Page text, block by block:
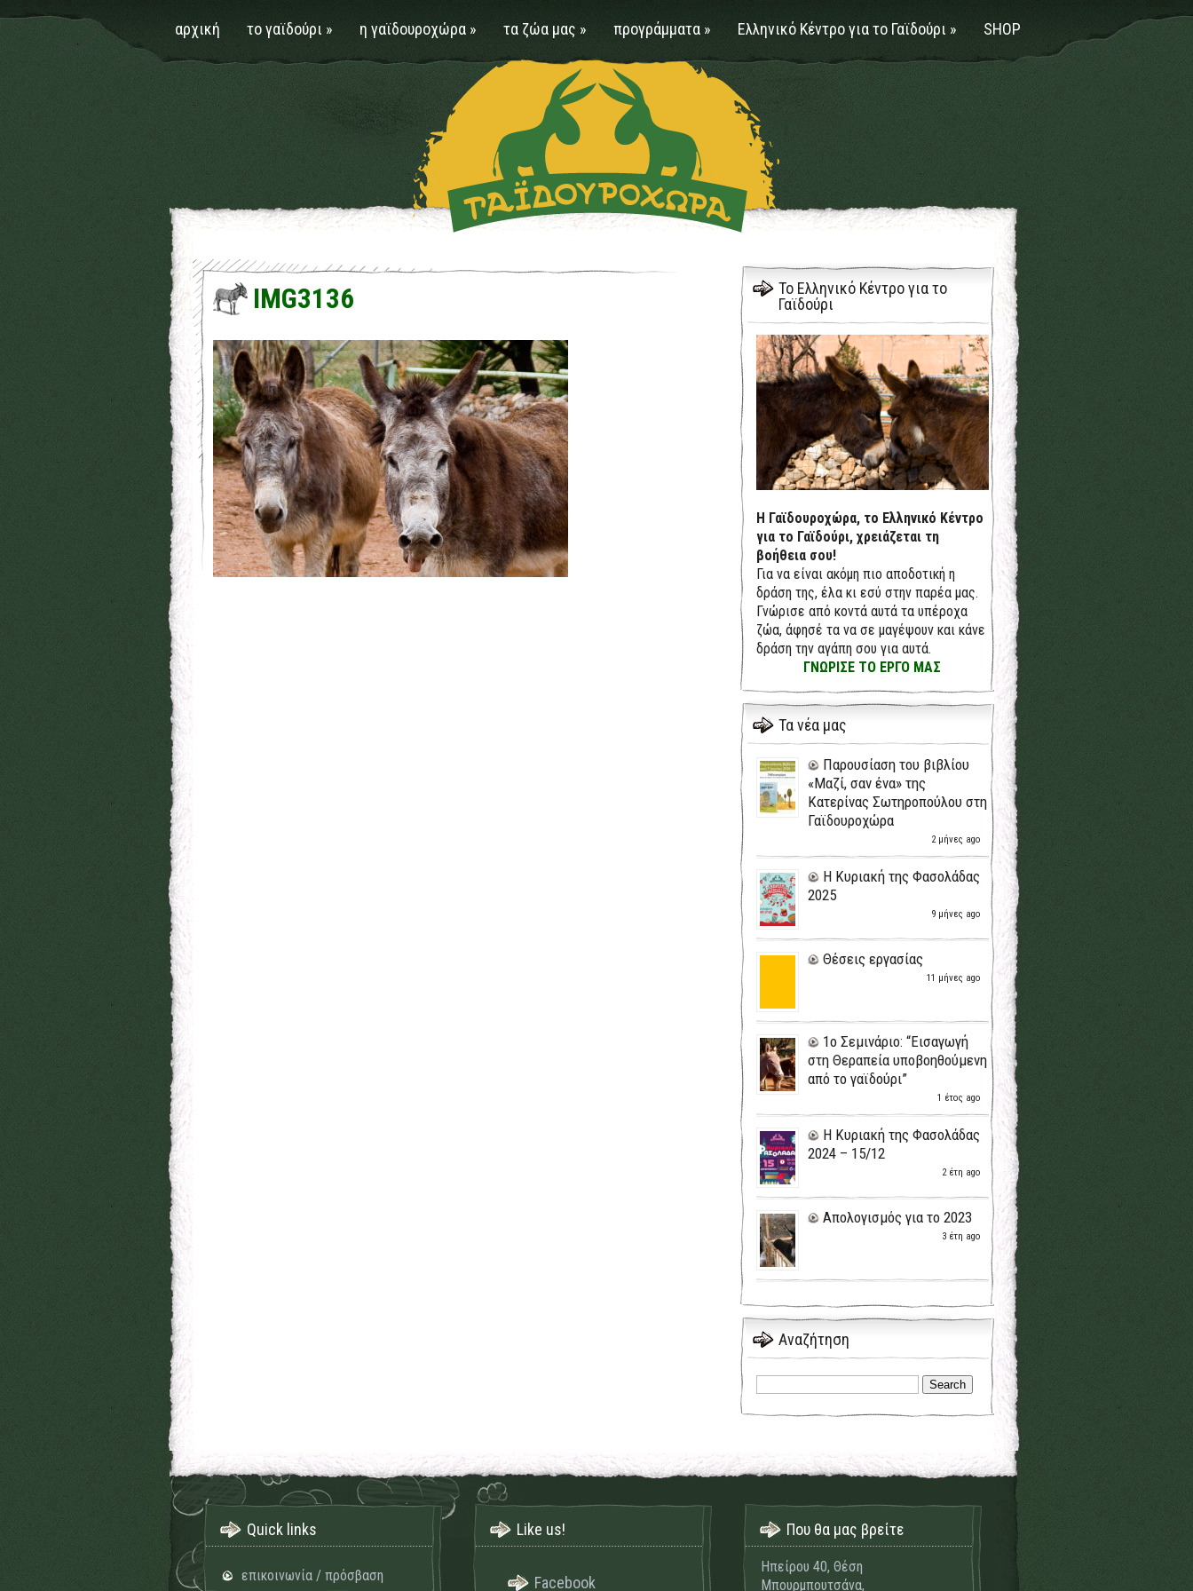
αρχική το γαϊδούρι » η γαϊδουροχώρα» τα ζώα μας » προγράμματα» Ελληνικό Κέντρο για το Γαϊδούρι » SHOP
IMG3136
Το Ελληνικό Κέντρο για το
Γαϊδούρι
Η Γαϊδουροχώρα, το Ελληνικό Κέντρο
για το Γαϊδούρι, χρειάζεται τη
βοήθεια σου!
Για να είναι ακόμη πιο αποδοτική η
δράση της, έλα κι εσύ στην παρέα μας.
Γνώρισε από κοντά αυτά τα υπέροχα
ζώα, άφησέ τα να σε μαγέψουν και κάνε
δράση την αγάπη σου για αυτά.
ΓΝΩΡΙΣΕ ΤΟ ΕΡΓΟ ΜΑΣ
Τα νέα μας
Παρουσίαση του βιβλίου
«Μαζί, σαν ένα» της
Κατερίνας Σωτηροπούλου στη
Γαϊδουροχώρα
2 μήνες ago
H Κυριακή της Φασολάδας
2025
9 μήνες ago
Θέσεις εργασίας
11 μήνες ago
1ο Σεμινάριο: “Εισαγωγή
στη Θεραπεία υποβοηθούμενη
από το γαϊδούρι”
1 έτος ago
H Κυριακή της Φασολάδας
2024 – 15/12
2 έτη ago
Απολογισμός για το 2023
3 έτη ago
Αναζήτηση
Quick links
επικοινωνία / πρόσβαση
Like us!
Facebook
Που θα μας βρείτε
Ηπείρου 40, Θέση
Μπουρμπουτσάνα,